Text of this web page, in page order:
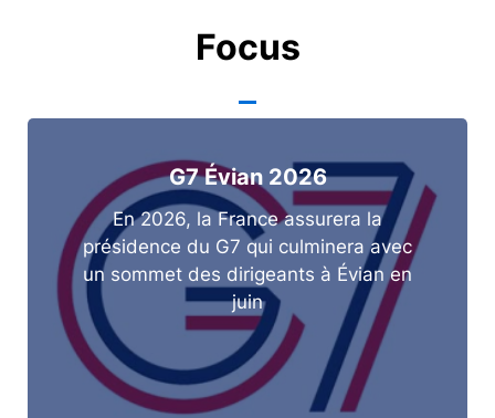
Focus
G7 Évian 2026
En 2026, la France assurera la
présidence du G7 qui culminera avec
un sommet des dirigeants à Évian en
juin